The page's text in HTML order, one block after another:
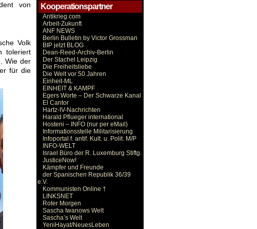
von
Volk
toleriert
Wie der
für die
Kooperationspartner
Antikrieg.com
Arbeit-Zukunft
ANF NEWS
Berlin Bulletin by Victor Grossman
BIP jetzt BLOG
Dean-Reed-Archiv-Berlin
Der Stachel Leipzig
Die Freiheitsliebe
Die Welt vor 50 Jahren
Einheit-ML
EINHEIT & KAMPF
Egers Worte – Der Schwarze Kanal
El Cantor
Hartz-IV-Nachrichten
Harald Pflueger international
Hosteni – INFO (nur per eMail)
Informationsstelle Militarisierung
Infoportal f. antif. Kult. u. Polit. M/P
INFO-WELT
Israel Büro der R. Luxemburg Stiftg.
JusticeNow!
Kämpfer und Freunde
der Spanischen Republik 36/39
e.V.
Kommunisten Online †
LINKSNET
Roter Morgen
Sascha Iwanows Welt
Sascha’s Welt
YeniHayat/NeuesLeben